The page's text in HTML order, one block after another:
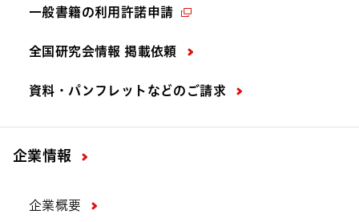
一般書籍の利用許諾申請
全国研究会情報 掲載依頼
資料・パンフレットなどの ご請求
企業情報
企業概要